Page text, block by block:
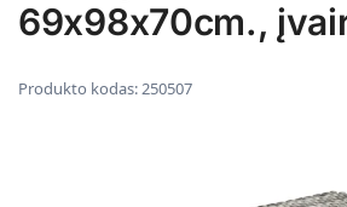
69x98x70cm.,
Produkto kodas:250507